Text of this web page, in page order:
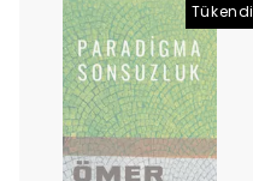
Tükendi